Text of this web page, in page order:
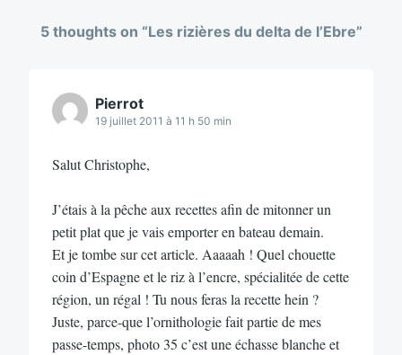
5 thoughts on “Les rizières du delta de l’Ebre”
Pierrot
19 juillet 2011 à 11 h 50 min
Salut Christophe,
J’étais à la pêche aux recettes afin de mitonner un
petit plat que je vais emporter en bateau demain.
Et je tombe sur cet article. Aaaaah ! Quel chouette
coin d’Espagne et le riz à l’encre, spécialitée de cette
région, un régal ! Tu nous feras la recette hein ?
Juste, parce-que l’ornithologie fait partie de mes
passe-temps, photo 35 c’est une échasse blanche et